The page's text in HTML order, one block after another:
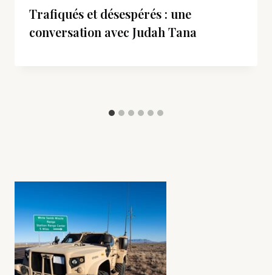
Trafiqués et désespérés : une
conversation avec Judah Tana